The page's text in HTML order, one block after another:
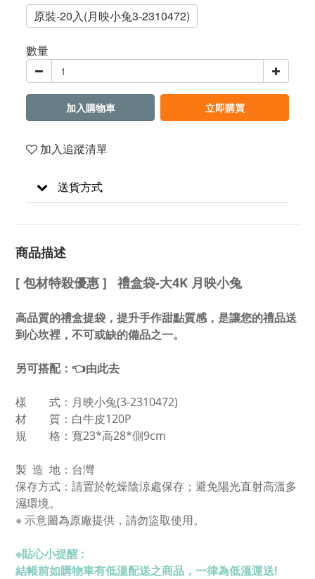
原裝-20入(月映小兔3-2310472)
數量
加入購物車 立即購買
加入追蹤清單
送貨方式
商品描述
[ 包材特殺優惠 ] 禮盒袋-大4K 月映小兔
高品質的禮盒提袋，提升手作甜點質感，是讓您的禮品送
到心坎裡，不可或缺的備品之一。
另可搭配： 👈由此去
樣 式： 月映小兔(3-2310472)
材 質：白牛皮120P
規 格：寬23*高28*側9cm
製 造 地：台灣
保存方式：請置於乾燥陰涼處保存；避免陽光直射高溫多
濕環境。
※ 示意圖為原廠提供，請勿盜取使用。
※貼心小提醒 :
結帳前如購物車有低溫配送之商品，一律為低溫運送!